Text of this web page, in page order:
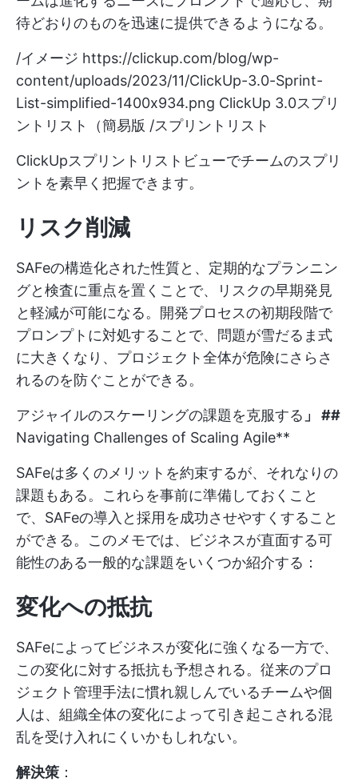
待どおりのものを迅速に提供できるようになる。
/イメージ https://clickup.com/blog/wp-
content/uploads/2023/11/ClickUp-3.0-Sprint-
List-simplified-1400x934.png ClickUp 3.0スプリ
ントリスト（簡易版 /スプリントリスト
ClickUpスプリントリストビューでチームのスプリ
ントを素早く把握できます。
リスク削減
SAFeの構造化された性質と、定期的なプランニン
グと検査に重点を置くことで、リスクの早期発見
と軽減が可能になる。開発プロセスの初期段階で
プロンプトに対処することで、問題が雪だるま式
に大きくなり、プロジェクト全体が危険にさらさ
れるのを防ぐことができる。
アジャイルのスケーリングの課題を克服する 」 ##
Navigating Challenges of Scaling Agile**
SAFeは多くのメリットを約束するが、それなりの
課題もある。これらを事前に準備しておくこと
で、SAFeの導入と採用を成功させやすくすること
ができる。このメモでは、ビジネスが直面する可
能性のある一般的な課題をいくつか紹介する：
変化への抵抗
SAFeによってビジネスが変化に強くなる一方で、
この変化に対する抵抗も予想される。従来のプロ
ジェクト管理手法に慣れ親しんでいるチームや個
人は、組織全体の変化によって引き起こされる混
乱を受け入れにくいかもしれない。
解決策 ：